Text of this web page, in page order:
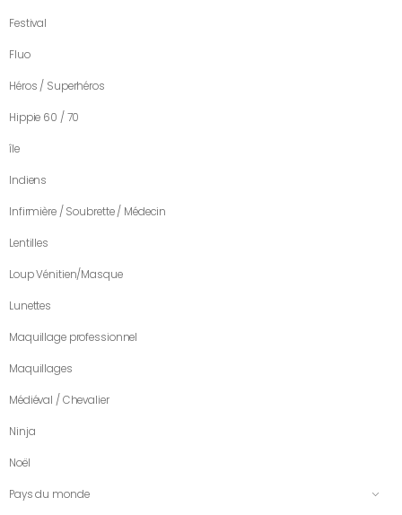
Festival
Fluo
Héros / Superhéros
Hippie 60 / 70
île
Indiens
Infirmière / Soubrette / Médecin
Lentilles
Loup Vénitien/Masque
Lunettes
Maquillage professionnel
Maquillages
Médiéval / Chevalier
Ninja
Noël
Pays du monde